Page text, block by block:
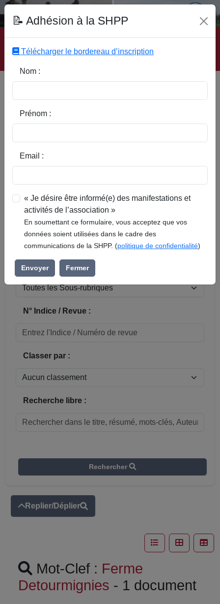
Accueil | Site SHPP | Auteurs | Editeurs | Rubriques |
Sous-Rubriques | Mots-Clefs | Contact
Réinitialiser
Sous-rubrique / Commune :
N° Indice / Revue :
Classer par :
Recherche libre :
Rechercher
Replier/Déplier
Mot-Clef : Ferme
Detourmignies - 1 document
📝 Adhésion à la SHPP
Télécharger le bordereau d’inscription
Nom :
Prénom :
Email :
« Je désire être informé(e) des manifestations et
activités de l’association »
En soumettant ce formulaire, vous acceptez que vos
données soient utilisées dans le cadre des
communications de la SHPP. (politique de confidentialité)
Envoyer Fermer